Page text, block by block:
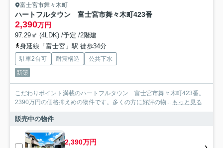
富士宮市舞々木町
ハートフルタウン 富士宮市舞々木町423番
2,390万円
97.29㎡ (4LDK) /予定 /2階建
身延線「富士宮」駅 徒歩34分
駐車2台可 耐震構造
公共下水
新築
こだわりポイント満載のハートフルタウン 富士宮市舞々木町423番。
2390万円の価格抑えめの物件です。多くの方に好評の物... もっと見る
販売中の物件
2,390万円